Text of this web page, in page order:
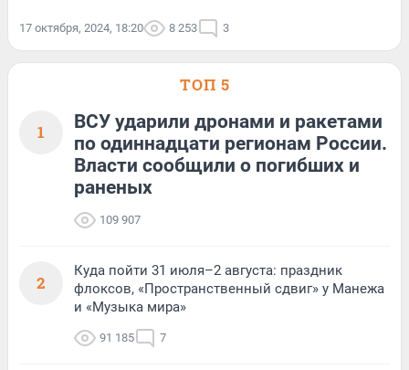
17 октября, 2024, 18:20 8 253 3
ТОП 5
1
ВСУ ударили дронами и ракетами
по одиннадцати регионам России.
Власти сообщили о погибших и
раненых
109 907
2
Куда пойти 31 июля–2 августа: праздник
флоксов, «Пространственный сдвиг» у Манежа
и «Музыка мира»
91 185 7